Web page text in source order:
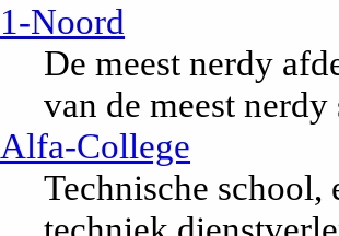
1-Noord
De meest nerdy
van de meest
Alfa-College
Technische school,